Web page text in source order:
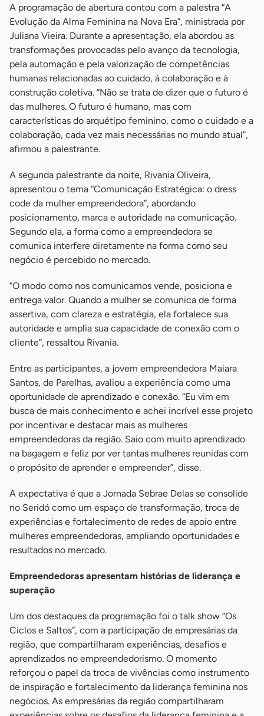
A programação de abertura contou com a palestra “A
Evolução da Alma Feminina na Nova Era”, ministrada por
Juliana Vieira. Durante a apresentação, ela abordou as
transformações provocadas pelo avanço da tecnologia,
pela automação e pela valorização de competências
humanas relacionadas ao cuidado, à colaboração e à
construção coletiva. “Não se trata de dizer que o futuro é
das mulheres. O futuro é humano, mas com
características do arquétipo feminino, como o cuidado e a
colaboração, cada vez mais necessárias no mundo atual”,
afirmou a palestrante.
A segunda palestrante da noite, Rivania Oliveira,
apresentou o tema “Comunicação Estratégica: o dress
code da mulher empreendedora”, abordando
posicionamento, marca e autoridade na comunicação.
Segundo ela, a forma como a empreendedora se
comunica interfere diretamente na forma como seu
negócio é percebido no mercado.
“O modo como nos comunicamos vende, posiciona e
entrega valor. Quando a mulher se comunica de forma
assertiva, com clareza e estratégia, ela fortalece sua
autoridade e amplia sua capacidade de conexão com o
cliente”, ressaltou Rivania.
Entre as participantes, a jovem empreendedora Maiara
Santos, de Parelhas, avaliou a experiência como uma
oportunidade de aprendizado e conexão. “Eu vim em
busca de mais conhecimento e achei incrível esse projeto
por incentivar e destacar mais as mulheres
empreendedoras da região. Saio com muito aprendizado
na bagagem e feliz por ver tantas mulheres reunidas com
o propósito de aprender e empreender”, disse.
A expectativa é que a Jornada Sebrae Delas se consolide
no Seridó como um espaço de transformação, troca de
experiências e fortalecimento de redes de apoio entre
mulheres empreendedoras, ampliando oportunidades e
resultados no mercado.
Empreendedoras apresentam histórias de liderança e
superação
Um dos destaques da programação foi o talk show “Os
Ciclos e Saltos”, com a participação de empresárias da
região, que compartilharam experiências, desafios e
aprendizados no empreendedorismo. O momento
reforçou o papel da troca de vivências como instrumento
de inspiração e fortalecimento da liderança feminina nos
negócios. As empresárias da região compartilharam